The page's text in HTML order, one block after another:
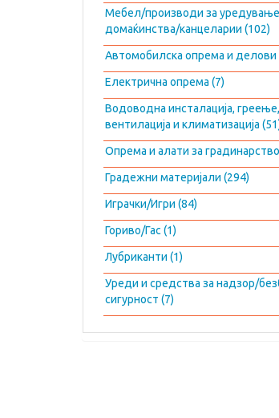
Мебел/производи за
домаќинства/канцеларии (102)
Автомобилска опрема и делови
Електрична опрема (7)
Водоводна инсталација, греење,
вентилација и климатизација
Опрема и алати за
Градежни материјали (294)
Играчки/Игри (84)
Гориво/Гас (1)
Лубриканти (1)
Уреди и средства за надзор/
сигурност (7)